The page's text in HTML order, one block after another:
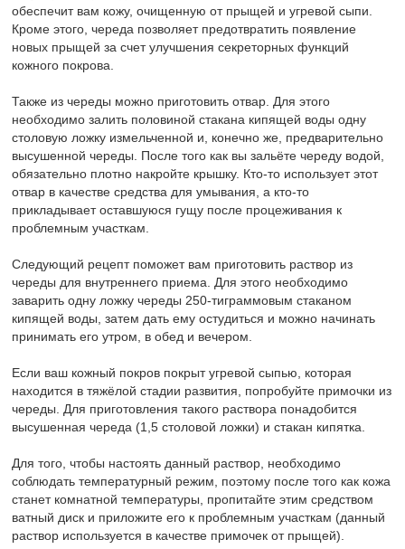
обеспечит вам кожу, очищенную от прыщей и угревой сыпи.
Кроме этого, череда позволяет предотвратить появление
новых прыщей за счет улучшения секреторных функций
кожного покрова.
Также из череды можно приготовить отвар. Для этого
необходимо залить половиной стакана кипящей воды одну
столовую ложку измельченной и, конечно же, предварительно
высушенной череды. После того как вы зальёте череду водой,
обязательно плотно накройте крышку. Кто-то использует этот
отвар в качестве средства для умывания, а кто-то
прикладывает оставшуюся гущу после процеживания к
проблемным участкам.
Следующий рецепт поможет вам приготовить раствор из
череды для внутреннего приема. Для этого необходимо
заварить одну ложку череды 250-тиграммовым стаканом
кипящей воды, затем дать ему остудиться и можно начинать
принимать его утром, в обед и вечером.
Если ваш кожный покров покрыт угревой сыпью, которая
находится в тяжёлой стадии развития, попробуйте примочки из
череды. Для приготовления такого раствора понадобится
высушенная череда (1,5 столовой ложки) и стакан кипятка.
Для того, чтобы настоять данный раствор, необходимо
соблюдать температурный режим, поэтому после того как кожа
станет комнатной температуры, пропитайте этим средством
ватный диск и приложите его к проблемным участкам (данный
раствор используется в качестве примочек от прыщей).